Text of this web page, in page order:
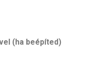
(ha beépíted)